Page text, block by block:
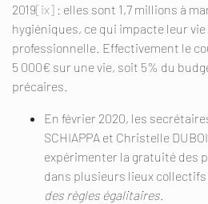
2019[ix] : elles sont 1,7 millions à
hygiéniques, ce qui impacte leur
professionnelle. Effectivement le
5 000€ sur une vie, soit 5% du
précaires.
En février 2020, les
SCHIAPPA et Christelle
expérimenter la gratuité des
dans plusieurs lieux
des règles égalitaires